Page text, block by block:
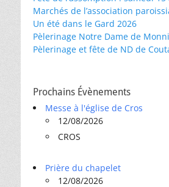
Marchés de l’association
Un été dans le Gard 2026
Pèlerinage Notre Dame de
Pèlerinage et fête de ND de
Prochains Évènements
Messe à l'église de Cros
12/08/2026
CROS
Prière du chapelet
12/08/2026